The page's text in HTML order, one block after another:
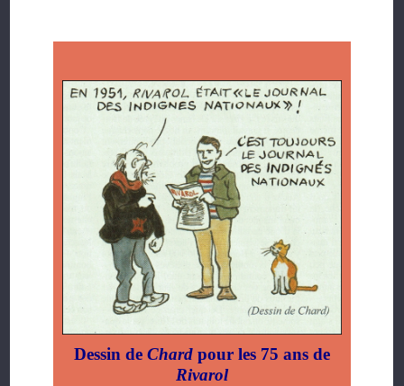
Dessin de Chard pour les 75 ans de
Rivarol